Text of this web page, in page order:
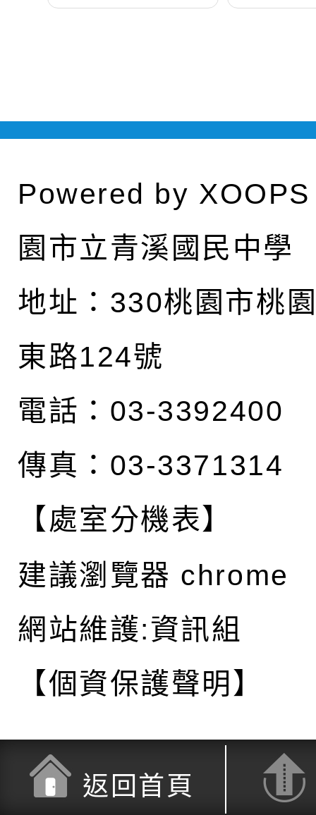
Powered by XOOPS
園市立青溪國民中學
地址： 330桃園市桃
東路124號
電話：03-3392400
傳真：03-3371314
【處室分機表】
建議瀏覽器 chrome
網站維護:資訊組
【個資保護聲明】
返回首頁